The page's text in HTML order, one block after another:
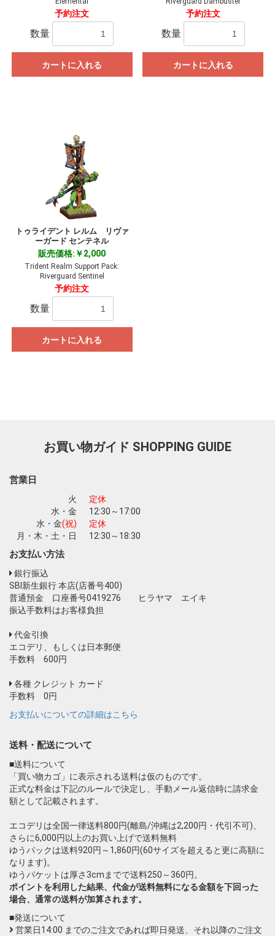
予約注文
数量
カートに入れる
予約注文
数量
カートに入れる
トゥライデント レルム リヴァ
ーガード センテネル
販売価格:￥2,000
Trident Realm Support Pack:
Riverguard Sentinel
予約注文
数量
カートに入れる
お買い物を続ける
お買い物ガイド SHOPPING GUIDE
営業日
火
定休
水・金
12:30～17:00
水・金(祝)
定休
月・木・土・日
12:30～18:30
お支払い方法
銀行振込
SBI新生銀行 本店(店番号400)
普通預金 口座番号0419276 ヒラヤマ エイキ
振込手数料はお客様負担
代金引換
エコデリ、もしくは日本郵便
手数料 600円
各種 クレジット カード
手数料 0円
お支払いについての詳細はこちら
送料・配送について
■送料について
「買い物カゴ」に表示される送料は仮のものです。
正式な料金は下記のルールで決定し、手動メール返信時に請求金
額として記載されます。
エコデリは全国一律送料800円(離島/沖縄は2,200円・代引不可)、
さらに6,000円以上のお買い上げで送料無料
ゆうパックは送料920円～1,860円(60サイズを超えると更に高額に
なります)。
ゆうパケットは厚さ3cmまでで送料250～360円。
ポイントを利用した結果、代金が送料無料になる金額を下回った
場合、通常の送料が加算されます。
■発送について
営業日14:00 までのご注文であれば即日発送、それ以降のご注文